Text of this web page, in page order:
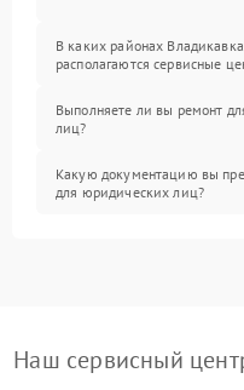
В каких районах
располагаются сервисные
Выполняете ли вы ремонт
лиц?
Какую документацию вы
для юридических лиц?
Наш сервисный